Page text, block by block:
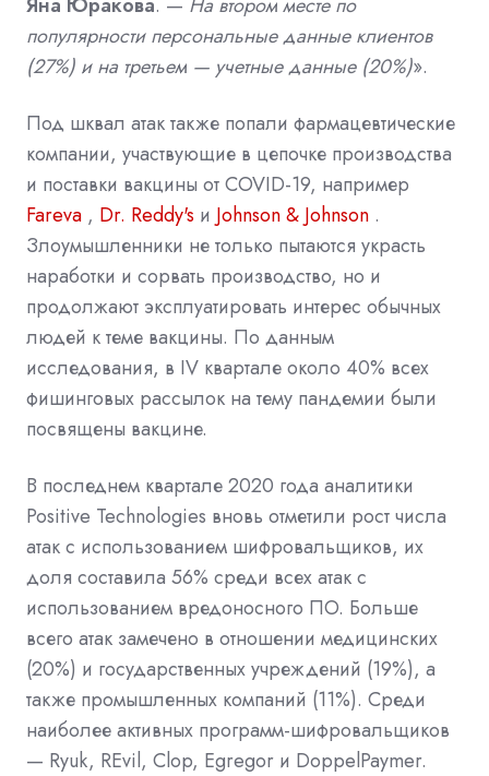
популярности персональные данные клиентов
(27%) и на третьем — учетные данные (20%)».
Под шквал атак также попали фармацевтические
компании, участвующие в цепочке производства
и поставки вакцины от COVID-19, например
Fareva , Dr. Reddy's и Johnson & Johnson .
Злоумышленники не только пытаются украсть
наработки и сорвать производство, но и
продолжают эксплуатировать интерес обычных
людей к теме вакцины. По данным
исследования, в IV квартале около 40% всех
фишинговых рассылок на тему пандемии были
посвящены вакцине.
В последнем квартале 2020 года аналитики
Positive Technologies вновь отметили рост числа
атак с использованием шифровальщиков, их
доля составила 56% среди всех атак с
использованием вредоносного ПО. Больше
всего атак замечено в отношении медицинских
(20%) и государственных учреждений (19%), а
также промышленных компаний (11%). Среди
наиболее активных программ-шифровальщиков
— Ryuk, REvil, Clop, Egregor и DoppelPaymer.